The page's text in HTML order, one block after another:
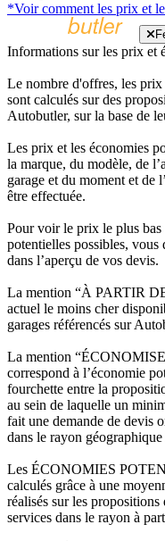
*Voir comment les prix et
Informations sur les prix et
Le nombre d'offres, les
sont calculés sur des
Autobutler, sur la base de
Les prix et les économies
la marque, du modèle, de
garage et du moment et de
être effectuée.
Pour voir le prix le plus bas
potentielles possibles, vous
dans l’aperçu de vos devis.
La mention “À PARTIR
actuel le moins cher
garages référencés sur
La mention
correspond à l’économie
fourchette entre la
au sein de laquelle un
fait une demande de devis
dans le rayon
Les ÉCONOMIES
calculés grâce à une
réalisés sur les propositions
services dans le rayon à